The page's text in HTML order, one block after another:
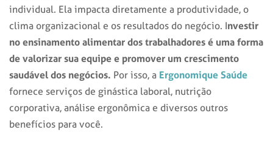
individual. Ela impacta diretamente a produtividade, o
clima organizacional e os resultados do negócio. Investir
no ensinamento alimentar dos trabalhadores é uma forma
de valorizar sua equipe e promover um crescimento
saudável dos negócios. Por isso, a Ergonomique Saúde
fornece serviços de ginástica laboral, nutrição
corporativa, análise ergonômica e diversos outros
benefícios para você.